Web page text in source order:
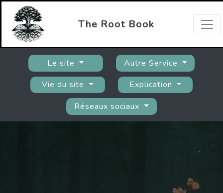
The Root Book
Le site
Autre Service
Vie du site
Explication
Réseaux sociaux